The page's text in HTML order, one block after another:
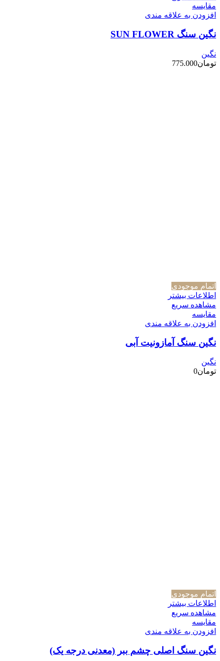
مقایسه
افزودن به علاقه مندی
نگین سنگ SUN FLOWER
نگین
تومان775.000
اتمام موجودی
اطلاعات بیشتر
مشاهده سریع
مقایسه
افزودن به علاقه مندی
نگین سنگ آمازونیت آبی
نگین
تومان0
اتمام موجودی
اطلاعات بیشتر
مشاهده سریع
مقایسه
افزودن به علاقه مندی
نگین سنگ اصلی چشم ببر (معدنی درجه یک)